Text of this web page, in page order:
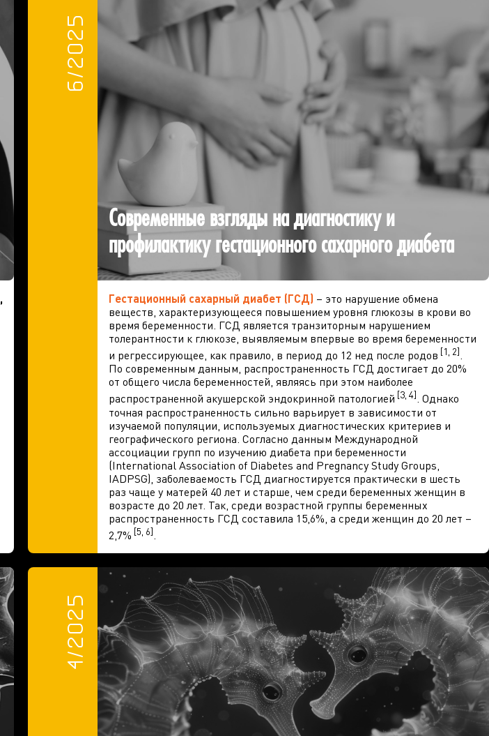
,
6/2025
Современные взгляды на диагностику и
профилактику гестационного сахарного диабета
Гестационный сахарный диабет (ГСД) – это нарушение обмена
веществ, характеризующееся повышением уровня глюкозы в крови во
время беременности. ГСД является транзиторным нарушением
толерантности к глюкозе, выявляемым впервые во время беременности
и регрессирующее, как правило, в период до 12 нед после родов [1, 2].
По современным данным, распространенность ГСД достигает до 20%
от общего числа беременностей, являясь при этом наиболее
распространенной акушерской эндокринной патологией [3, 4]. Однако
точная распространенность сильно варьирует в зависимости от
изучаемой популяции, используемых диагностических критериев и
географического региона. Согласно данным Международной
ассоциации групп по изучению диабета при беременности
(International Association of Diabetes and Pregnancy Study Groups,
IADPSG), заболеваемость ГСД диагностируется практически в шесть
раз чаще у матерей 40 лет и старше, чем среди беременных женщин в
возрасте до 20 лет. Так, среди возрастной группы беременных
распространенность ГСД составила 15,6%, а среди женщин до 20 лет –
2,7% [5, 6]
4/2025